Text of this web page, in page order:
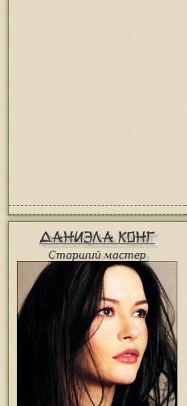
Даниэла Конг
Старший мастер